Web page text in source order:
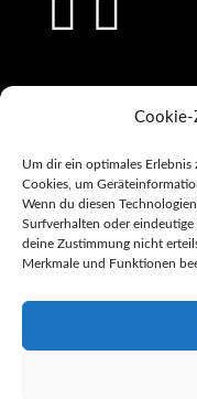
Cookie-
Um dir ein optimales
Cookies, um
Wenn du diesen
Surfverhalten oder eindeutige
deine Zustimmung nicht
Merkmale und Funktionen
RAMLON Bike
Telefon:
+49
Email:
Website: